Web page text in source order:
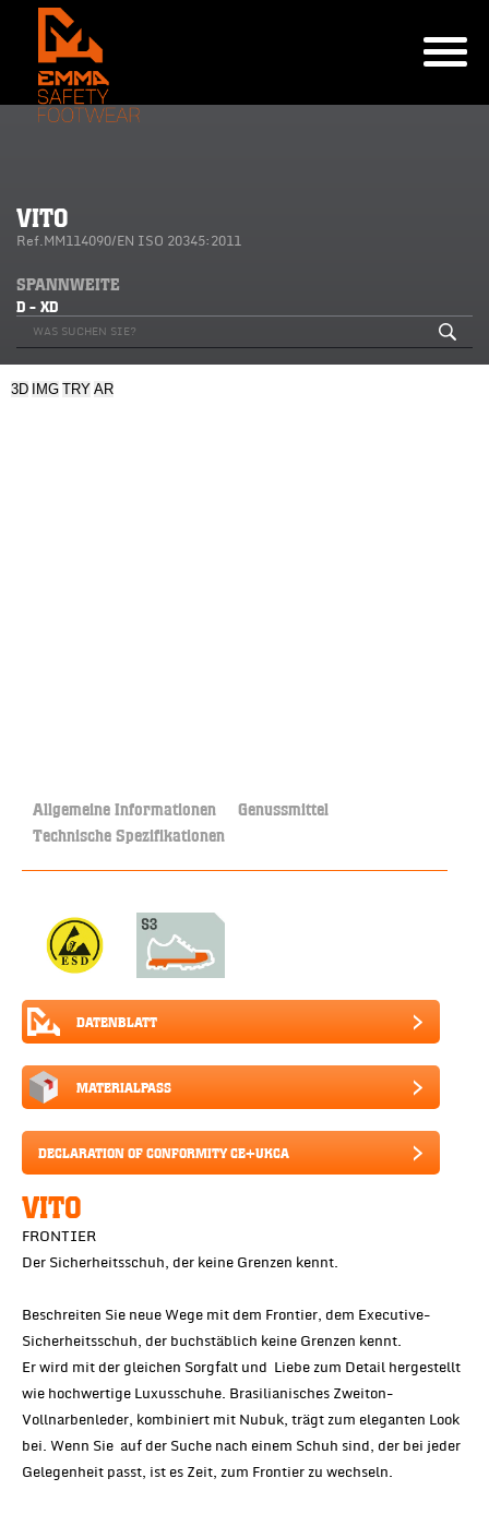
VITO
Ref.MM114090/EN ISO 20345:2011
SPANNWEITE
D - XD
3D IMG TRY AR
Allgemeine Informationen Genussmittel
Technische Spezifikationen
DATENBLATT
MATERIALPASS
DECLARATION OF CONFORMITY CE+UKCA
VITO
FRONTIER
Der Sicherheitsschuh, der keine Grenzen kennt.
Beschreiten Sie neue Wege mit dem Frontier, dem Executive-
Sicherheitsschuh, der buchstäblich keine Grenzen kennt.
Er wird mit der gleichen Sorgfalt und Liebe zum Detail hergestellt
wie hochwertige Luxusschuhe. Brasilianisches Zweiton-
Vollnarbenleder, kombiniert mit Nubuk, trägt zum eleganten Look
bei. Wenn Sie auf der Suche nach einem Schuh sind, der bei jeder
Gelegenheit passt, ist es Zeit, zum Frontier zu wechseln.